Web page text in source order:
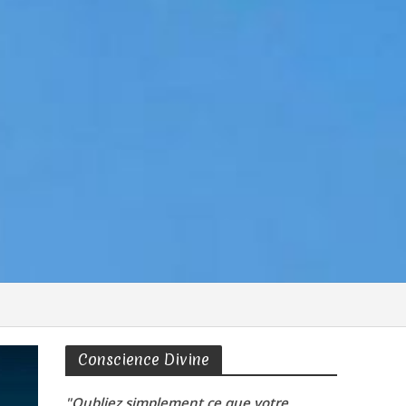
Conscience Divine
"Oubliez simplement ce que votre